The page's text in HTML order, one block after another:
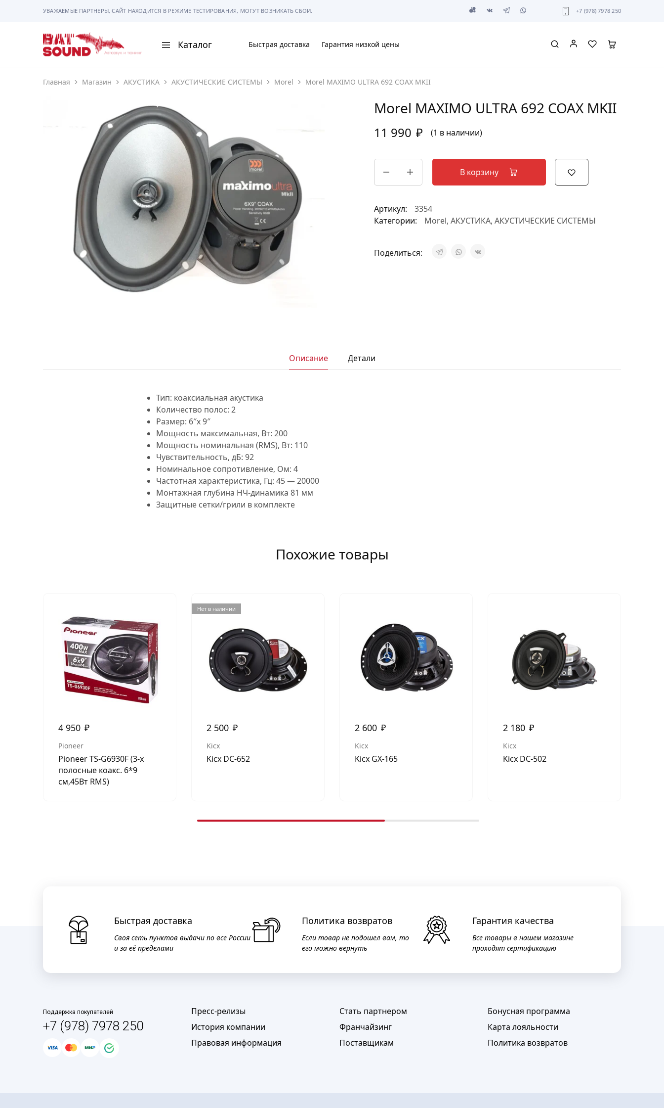
УВАЖАЕМЫЕ ПАРТНЕРЫ, САЙТ НАХОДИТСЯ В РЕЖИМЕ ТЕСТИРОВАНИЯ, МОГУТ ВОЗНИКАТЬ СБОИ. +7 (978) 7978 250
BAT
Sound
Каталог
АВТОМАГНИТОЛЫ
АВТОСВЕТ
АКУСТИКА
РАМКИ И РАЗЪЕМЫ
ГАДЖЕТЫ
СИГНАЛИЗАЦИИ
ПОМОЩЬ ПРИ ПАРКОВКЕ
МУЗЫКАЛЬНЫЕ АКСЕССУАРЫ
АВТОУСИЛИТЕЛИ
САБВУФЕРЫ
Быстрая доставка Гарантия низкой цены
Главная Магазин АКУСТИКА АКУСТИЧЕСКИЕ СИСТЕМЫ Morel Morel MAXIMO ULTRA 692 COAX MKII
Morel MAXIMO ULTRA 692 COAX MKII
11 990 ₽ (1 в наличии)
В корзину
Артикул:
3354
Категории:
Morel, АКУСТИКА, АКУСТИЧЕСКИЕ СИСТЕМЫ
Поделиться:
Описание Детали
Тип: коаксиальная акустика
Количество полос: 2
Размер: 6″х 9″
Мощность максимальная, Вт: 200
Мощность номинальная (RMS), Вт: 110
Чувствительность, дБ: 92
Номинальное сопротивление, Ом: 4
Частотная характеристика, Гц: 45 — 20000
Монтажная глубина НЧ-динамика 81 мм
Защитные сетки/грили в комплекте
Похожие товары
4 950 ₽
Pioneer
Pioneer TS-G6930F (3-х
полосные коакс. 6*9
см,45Вт RMS)
Нет в наличии
2 500 ₽
Kicx
Kicx DC-652
2 600 ₽
Kicx
Kicx GX-165
2 180 ₽
Kicx
Kicx DC-502
Быстрая доставка
Своя сеть пунктов выдачи по все России
и за её пределами
Политика возвратов
Если товар не подошел вам, то
его можно вернуть
Гарантия качества
Все товары в нашем магазине
проходят сертификацию
Поддержка покупателей
+7 (978) 7978 250
Пресс-релизы
История компании
Правовая информация
Стать партнером
Франчайзинг
Поставщикам
Бонусная программа
Карта лояльности
Политика возвратов